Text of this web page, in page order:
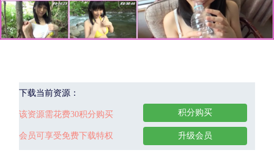
下载当前资源：
该资源需花费30积分购买
会员可享受免费下载特权
积分购买
升级会员